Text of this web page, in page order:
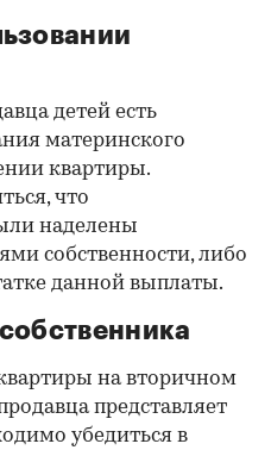
детей есть
материнского
квартиры.
что
наделены
собственности, либо
данной выплаты.
на вторичном
представляет
убедиться в